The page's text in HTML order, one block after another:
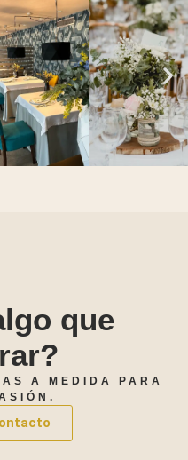
que
A MEDIDA PARA